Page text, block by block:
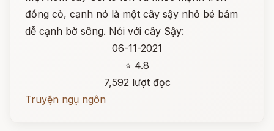
đồng cỏ, cạnh nó là một cây sậy nhỏ bé bám
dễ cạnh bờ sông. Nói với cây Sậy:
06-11-2021
⭐ 4.8
7,592 lượt đọc
Truyện ngụ ngôn